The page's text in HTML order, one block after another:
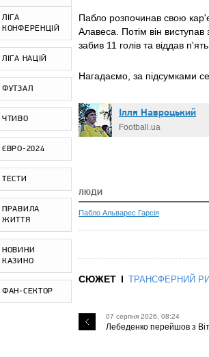
ЛІГА
КОНФЕРЕНЦІЙ
ЛІГА НАЦІЙ
ФУТЗАЛ
ЧТИВО
ЄВРО-2024
ТЕСТИ
ПРАВИЛА
ЖИТТЯ
НОВИНИ
КАЗИНО
ФАН-СЕКТОР
Пабло розпочинав свою
Алавеса. Потім він виступав
забив 11 голів та віддав п'ять
Нагадаємо, за підсумками
Ілля Навроцький
Football.ua
ЛЮДИ
Пабло Альварес Гарсія
СЮЖЕТ ТРАНСФЕРНИЙ
07 серпня 2026, 08:24
Лебеденко перейшов з